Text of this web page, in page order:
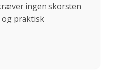
ingen skorsten
praktisk